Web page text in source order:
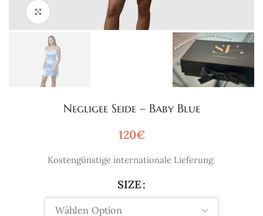
Negligee Seide – Baby Blue
120€
Kostengünstige internationale Lieferung.
SIZE